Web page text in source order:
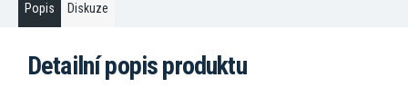
Popis Diskuze
Detailní popis produktu